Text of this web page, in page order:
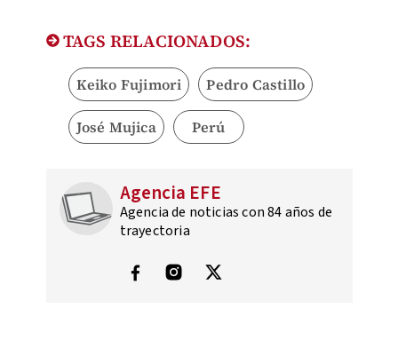
TAGS RELACIONADOS:
Keiko Fujimori Pedro Castillo
José Mujica Perú
Agencia EFE
Agencia de noticias con 84 años de
trayectoria